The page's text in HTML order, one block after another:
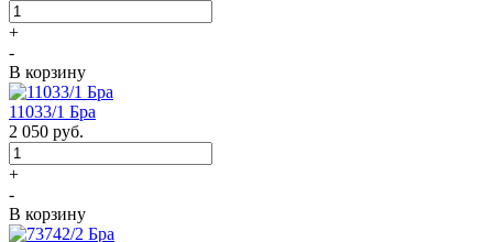
+
-
В корзину
11033/1 Бра
2 050 руб.
+
-
В корзину